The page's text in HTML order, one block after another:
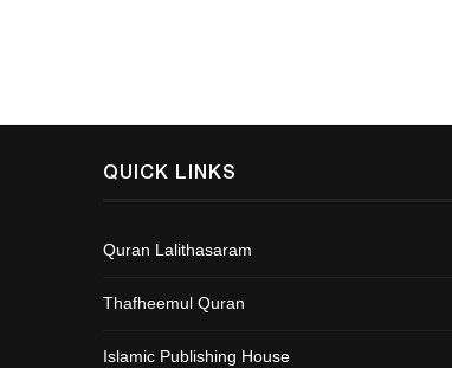
QUICK LINKS
Quran Lalithasaram
Thafheemul Quran
Islamic Publishing House